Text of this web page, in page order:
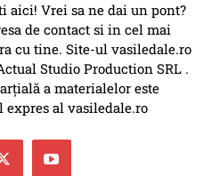
aici! Vrei sa ne dai un pont?
de contact si in cel mai
cu tine. Site-ul vasiledale.ro
Studio Production SRL .
a materialelor este
al vasiledale.ro